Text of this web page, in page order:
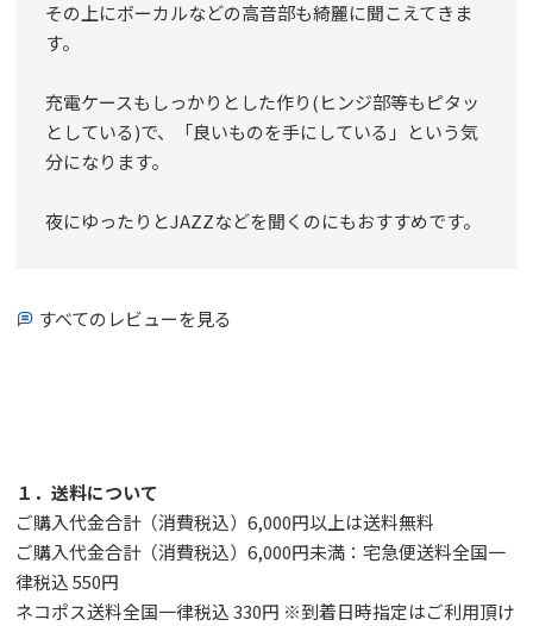
その上にボーカルなどの高音部も綺麗に聞こえてきま
す。
充電ケースもしっかりとした作り(ヒンジ部等もピタッ
としている)で、「良いものを手にしている」という気
分になります。
夜にゆったりとJAZZなどを聞くのにもおすすめです。
すべてのレビューを見る
１．送料について
ご購入代金合計（消費税込）6,000円以上は送料無料
ご購入代金合計（消費税込）6,000円未満：宅急便送料全国一
律税込 550円
ネコポス送料全国一律税込 330円 ※到着日時指定はご利用頂け